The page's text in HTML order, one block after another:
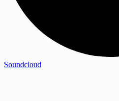
Soundcloud